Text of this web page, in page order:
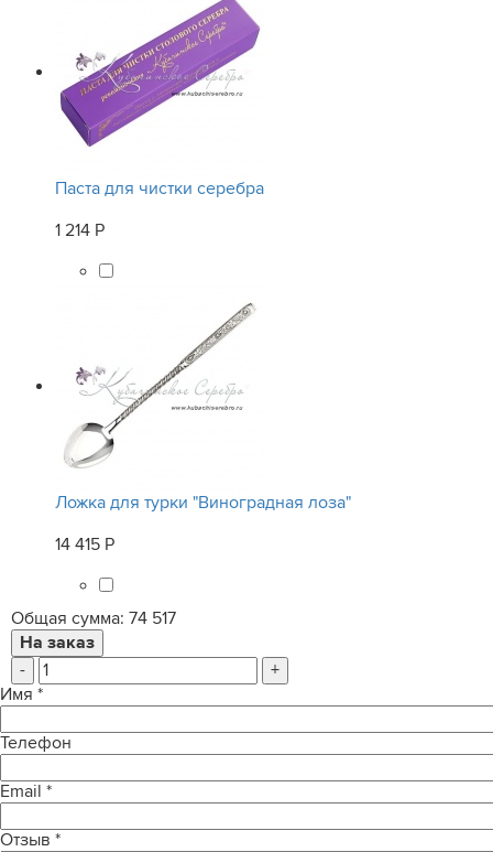
Паста для чистки серебра
1 214 Р
Ложка для турки "Виноградная лоза"
14 415 Р
Общая сумма: 74 517
-
+
Имя *
Телефон
Email *
Отзыв *